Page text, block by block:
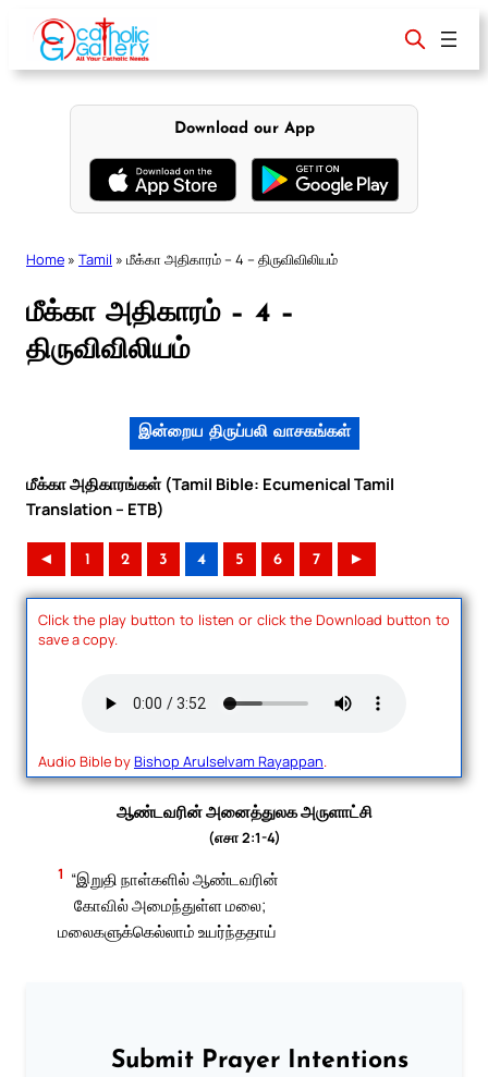
content
Download our App
Home » Tamil » மீக்கா அதிகாரம் – 4 – திருவிவிலியம்
மீக்கா அதிகாரம் – 4 –
திருவிவிலியம்
இன்றைய திருப்பலி வாசகங்கள்
மீக்கா அதிகாரங்கள் (Tamil Bible: Ecumenical Tamil
Translation – ETB)
◄ 1 2 3 4 5 6 7 ►
Click the play button to listen or click the Download button to
save a copy.
Audio Bible byBishop Arulselvam Rayappan.
ஆண்டவரின் அனைத்துலக அருளாட்சி
(எசா 2:1-4)
1 “இறுதி நாள்களில் ஆண்டவரின்
கோவில் அமைந்துள்ள மலை;
மலைகளுக்கெல்லாம் உயர்ந்ததாய்
Submit Prayer Intentions